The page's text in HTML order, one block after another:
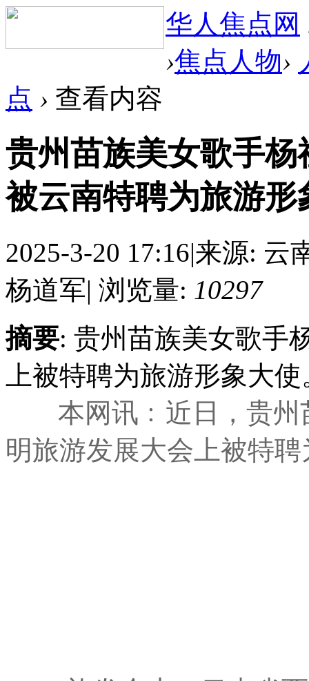
华人焦点网
›焦点人物›
点 › 查看内容
贵州苗族美女歌手杨
被云南特聘为旅游形
2025-3-20 17:16|来源: 云
杨道军| 浏览量: 10297
摘要: 贵州苗族美女歌手
上被特聘为旅游形象大使
本网讯 ﹕ 近日，贵
明旅游发展大会上被特